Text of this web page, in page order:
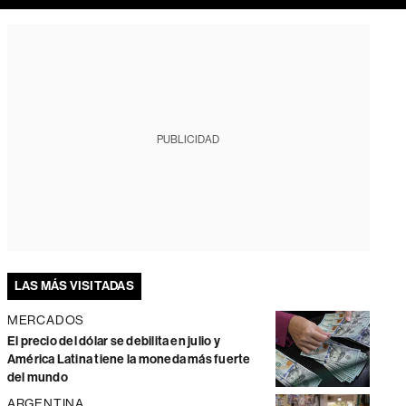
PUBLICIDAD
LAS MÁS VISITADAS
MERCADOS
El precio del dólar se debilita en julio y
América Latina tiene la moneda más fuerte
del mundo